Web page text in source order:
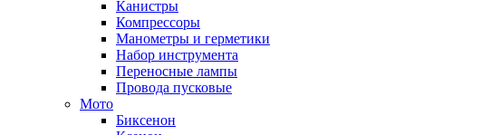
Канистры
Компрессоры
Манометры и герметики
Набор инструмента
Переносные лампы
Провода пусковые
Мото
Биксенон